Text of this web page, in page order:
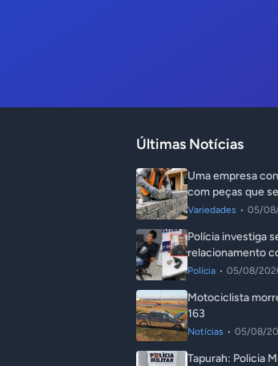
Últimas Notícias
Uma empresa
com peças que
plástico reciclado
Variedades • 05/
Polícia investiga
relacionamento
Polícia • 05/08/
Motociclista
163
Notícias • 05/08/
Tapurah: Policia